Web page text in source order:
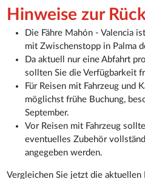
Hinweise zur
Die Fähre Mahón - Valencia
mit Zwischenstopp in Palma
Da aktuell nur eine Abfahrt
sollten Sie die Verfügbarkeit
Für Reisen mit Fahrzeug und
möglichst frühe Buchung,
September.
Vor Reisen mit Fahrzeug
eventuelles Zubehör
angegeben werden.
Vergleichen Sie jetzt die aktuellen